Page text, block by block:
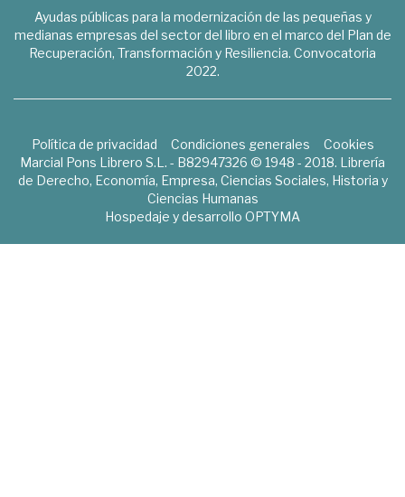
Ayudas públicas para la modernización de las pequeñas y
medianas empresas del sector del libro en el marco del Plan de
Recuperación, Transformación y Resiliencia. Convocatoria
2022.
Política de privacidad Condiciones generales
Cookies
Marcial Pons Librero S.L. - B82947326 © 1948 - 2018. Librería
de Derecho, Economía, Empresa, Ciencias Sociales, Historia y
Ciencias Humanas
Hospedaje y desarrollo OPTYMA